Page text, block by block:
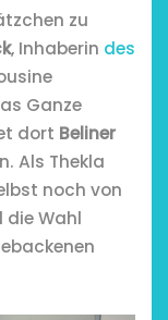
zu
, Inhaberin des
Ganze
dort Beliner
Als Thekla
noch von
die Wahl